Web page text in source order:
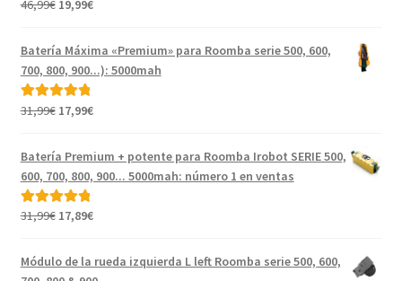
Valorado con
46,99€ El
original
era:
46,99€.
19,99€El
actual
es:
19,99€.
Batería Máxima «Premium» para Roomba serie 500, 600,
700, 800, 900...): 5000mah
Valorado con
31,99€ El
original
era:
31,99€.
17,99€El
actual
es:
Batería Premium + potente para Roomba Irobot SERIE 500,
600, 700, 800, 900... 5000mah: número 1 en ventas
Valorado con
31,99€ El
original
era:
17,89€El
actual
es:
Módulo de la rueda izquierda L left Roomba serie 500, 600,